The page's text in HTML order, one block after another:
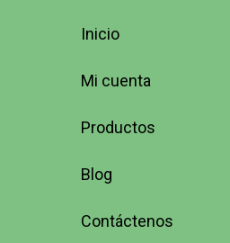
Inicio
Mi cuenta
Productos
Blog
Contáctenos